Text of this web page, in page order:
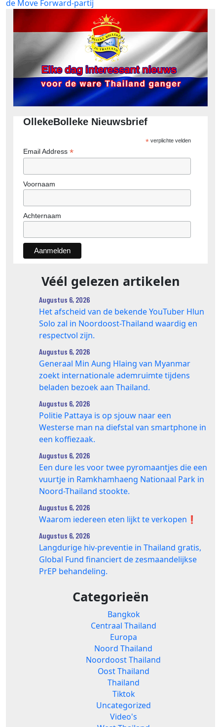
bericht:
de Move Forward-partij
OllekeBolleke Nieuwsbrief
*verplichte velden
Email Address *
Voornaam
Achternaam
Véél gelezen artikelen
Augustus 6, 2026
Het afscheid van de bekende YouTuber Hlun
Solo zal in Noordoost-Thailand waardig en
respectvol zijn.
Augustus 6, 2026
Generaal Min Aung Hlaing van Myanmar
zoekt internationale ademruimte tijdens
beladen bezoek aan Thailand.
Augustus 6, 2026
Politie Pattaya is op sjouw naar een
Westerse man na diefstal van smartphone in
een koffiezaak.
Augustus 6, 2026
Een dure les voor twee pyromaantjes die een
vuurtje in Ramkhamhaeng Nationaal Park in
Noord-Thailand stookte.
Augustus 6, 2026
Waarom iedereen eten lijkt te verkopen❗️
Augustus 6, 2026
Langdurige hiv-preventie in Thailand gratis,
Global Fund financiert de zesmaandelijkse
PrEP behandeling.
Categorieën
Bangkok
Centraal Thailand
Europa
Noord Thailand
Noordoost Thailand
Oost Thailand
Thailand
Tiktok
Uncategorized
Video's